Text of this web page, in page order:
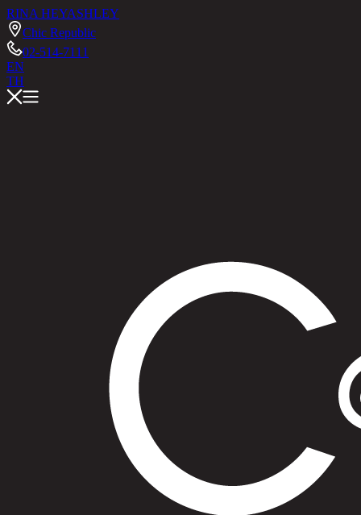
RINA HEYASHLEY
Chic Republic
02-514-7111
EN
TH